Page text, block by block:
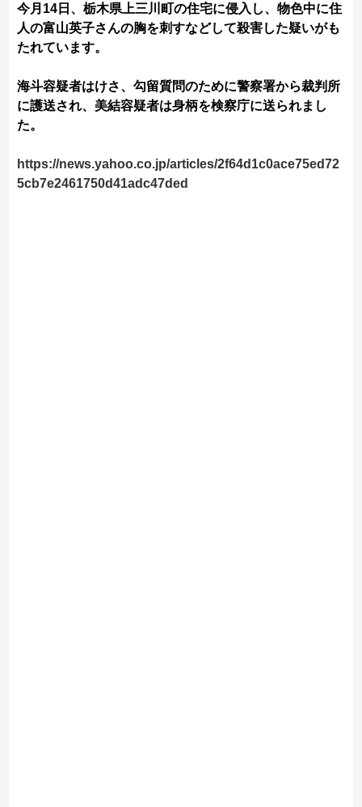
今月14日、栃木県上三川町の住宅に侵入し、物色中に住
人の富山英子さんの胸を刺すなどして殺害した疑いがも
たれています。
海斗容疑者はけさ、勾留質問のために警察署から裁判所
に護送され、美結容疑者は身柄を検察庁に送られまし
た。
https://news.yahoo.co.jp/articles/2f64d1c0ace75ed72
5cb7e2461750d41adc47ded